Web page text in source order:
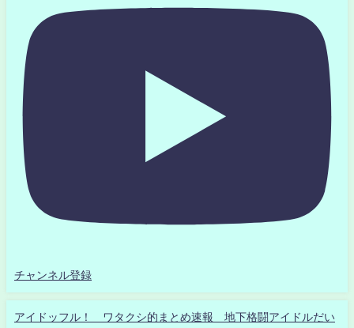
チャンネル登録
アイドッフル！ ワタクシ的まとめ速報 地下格闘アイドルだい